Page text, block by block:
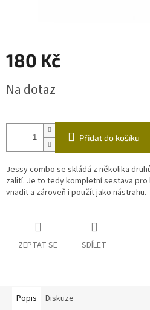
180 Kč
cena:
Na dotaz
Přidat do košíku
Jessy combo se skládá z několika
zalití. Je to tedy kompletní sestava
vnadit a zároveň i použít jako nástrahu.
ZEPTAT SE SDÍLET
Popis Diskuze